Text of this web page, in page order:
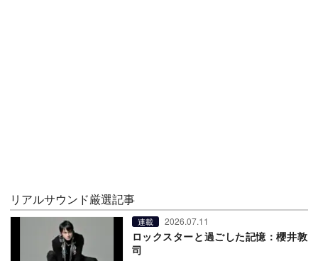
リアルサウンド厳選記事
連載 2026.07.11
ロックスターと過ごした記憶：櫻井敦
司